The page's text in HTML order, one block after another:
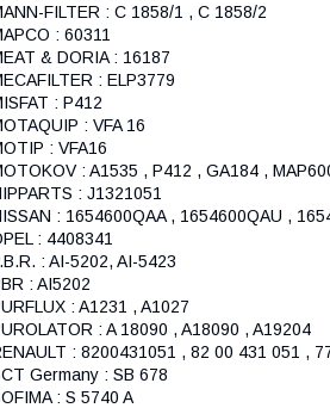
FILTER : C 1858/1 , C 1858/2
: 60311
& DORIA : 16187
: ELP3779
: P412
: VFA 16
: VFA16
: A1535 , P412 , GA184 ,
: J1321051
: 1654600QAA , 1654600QAU ,
: 4408341
: AI-5202, AI-5423
: AI5202
: A1231 , A1027
: A 18090 , A18090 , A19204
: 8200431051 , 82 00 431 051 ,
Germany : SB 678
: S 5740 A